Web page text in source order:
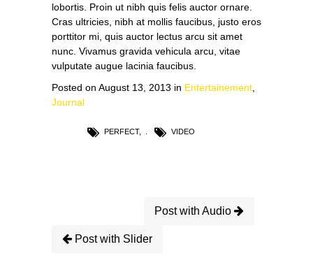
lobortis. Proin ut nibh quis felis auctor ornare.
Cras ultricies, nibh at mollis faucibus, justo eros
porttitor mi, quis auctor lectus arcu sit amet
nunc. Vivamus gravida vehicula arcu, vitae
vulputate augue lacinia faucibus.
Posted on August 13, 2013 in Entertainement
Journal
PERFECT, VIDEO
Post with Audio
Post with Slider